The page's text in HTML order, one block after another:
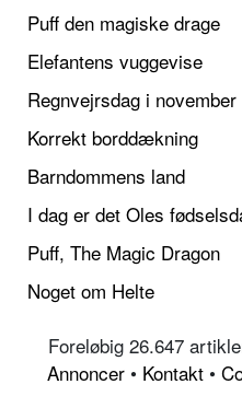
Puff den magiske drage
Elefantens vuggevise
Regnvejrsdag i november
Korrekt borddækning
Barndommens land
I dag er det Oles
Puff, The Magic Dragon
Noget om Helte
Foreløbig 26.647
Annoncer • Kontakt •